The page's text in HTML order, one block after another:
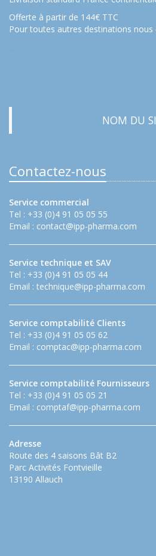
Offerte à partir de 144€ TTC
Pour toutes autres destinations nous
…
NOM DU
Contactez-nous
Service commercial
Tel : +33 (0)4 91 05 05 55
Email : contact@ipp-pharma.com
Service technique et SAV
Tel : +33 (0)4 91 05 05 44
Email : technique@ipp-pharma.com
Service comptabilité Clients
Tel : +33 (0)4 91 05 05 62
Email : comptac@ipp-pharma.com
Service comptabilité Fournisseurs
Tel : +33 (0)4 91 05 05 21
Email : comptaf@ipp-pharma.com
Adresse
Route des 4 saisons Bât B2
Parc Activités Fontvieille
13190 Allauch